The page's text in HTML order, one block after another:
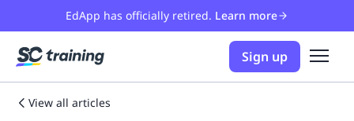
EdApp has officially retired. Learn more
Sign up
View all articles